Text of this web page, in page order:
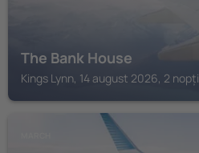
The Bank House
Kings Lynn, 14 august 2026, 2 nopți